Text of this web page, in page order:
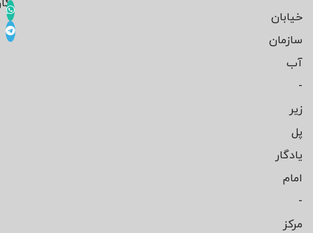
خیابان
سازمان
آب
-
زیر
پل
یادگار
امام
-
مرکز